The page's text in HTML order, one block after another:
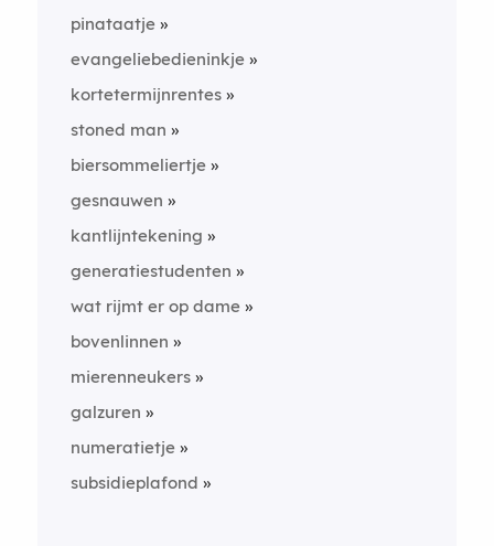
pinataatje
evangeliebedieninkje
kortetermijnrentes
stoned man
biersommeliertje
gesnauwen
kantlijntekening
generatiestudenten
wat rijmt er op dame
bovenlinnen
mierenneukers
galzuren
numeratietje
subsidieplafond